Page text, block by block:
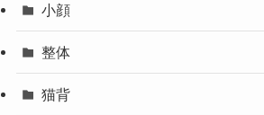
小顔
整体
猫背